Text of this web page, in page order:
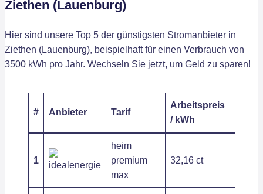
Ziethen (Lauenburg)
Hier sind unsere Top 5 der günstigsten Stromanbieter in
Ziethen (Lauenburg), beispielhaft für einen Verbrauch von
3500 kWh pro Jahr. Wechseln Sie jetzt, um Geld zu sparen!
# Anbieter Tarif
Arbeitspreis
/ kWh
1
heim
premium
max
32,16 ct